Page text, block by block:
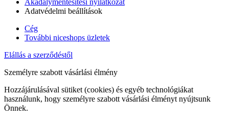
Adatvédelmi beállítások
Cég
További niceshops üzletek
Elállás a szerződéstől
Személyre szabott vásárlási élmény
Hozzájárulásával sütiket (cookies) és egyéb technológiákat
használunk, hogy személyre szabott vásárlási élményt nyújtsunk
Önnek.